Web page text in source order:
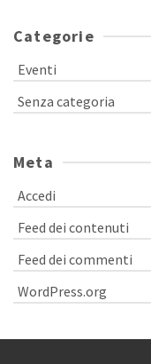
Categorie
Eventi
Senza categoria
Meta
Accedi
Feed dei contenuti
Feed dei commenti
WordPress.org